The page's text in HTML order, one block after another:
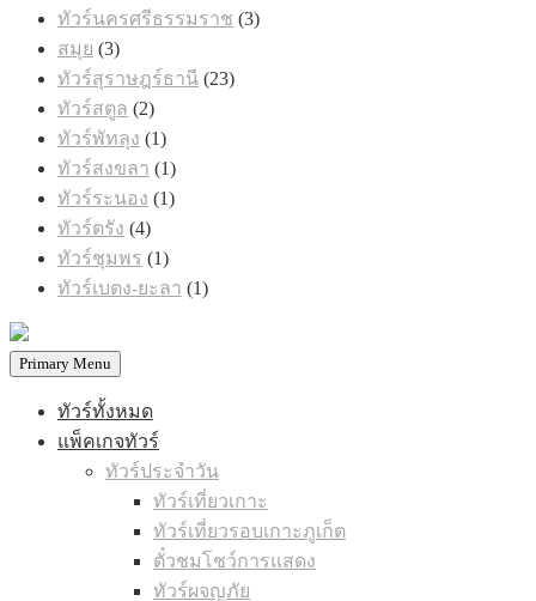
ทัวร์นครศรีธรรมราช 33
สมุย 33
สินค้า
ทัวร์สุราษฎร์ธานี 2323
ทัวร์สตูล 22
สินค้า
ทัวร์พัทลุง 11
สินค้า
ทัวร์สงขลา 11
สินค้า
ทัวร์ระนอง 11
ทัวร์ตรัง 44
สินค้า
ทัวร์ชุมพร 11
สินค้า
ทัวร์เบตง-ยะลา 11
Primary Menu
ทัวร์ทั้งหมด
แพ็คเกจทัวร์
ทัวร์ประจำวัน
ทัวร์เที่ยวเกาะ
ทัวร์เที่ยวรอบเกาะภูเก็ต
ตั๋วชมโชว์การแสดง
ทัวร์ผจญภัย